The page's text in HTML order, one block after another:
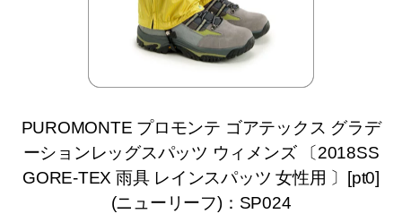
PUROMONTE プロモンテ ゴアテックス グラデ
ーションレッグスパッツ ウィメンズ 〔2018SS
GORE-TEX 雨具 レインスパッツ 女性用 〕[pt0]
(ニューリーフ)：SP024